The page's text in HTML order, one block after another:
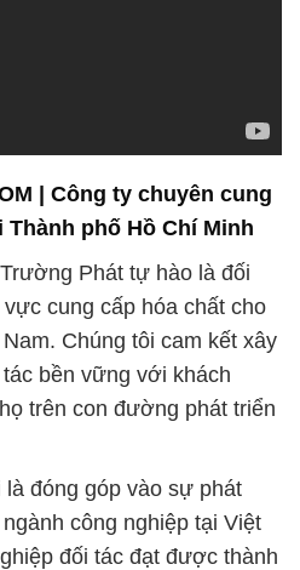
| Công ty chuyên cung
phố Hồ Chí Minh
Phát tự hào là đối
cung cấp hóa chất cho
Chúng tôi cam kết xây
bền vững với khách
trên con đường phát triển
đóng góp vào sự phát
công nghiệp tại Việt
đối tác đạt được thành